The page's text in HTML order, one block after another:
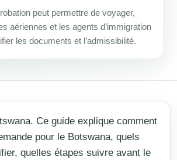
peut permettre de voyager,
aériennes et les agents d’immigration
les documents et l’admissibilité.
Ce guide explique comment
pour le Botswana, quels
quelles étapes suivre avant le